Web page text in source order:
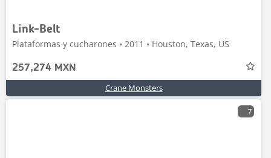
Link-Belt
Plataformas y cucharones • 2011 • Houston, Texas, US
257,274 MXN
Crane Monsters
7